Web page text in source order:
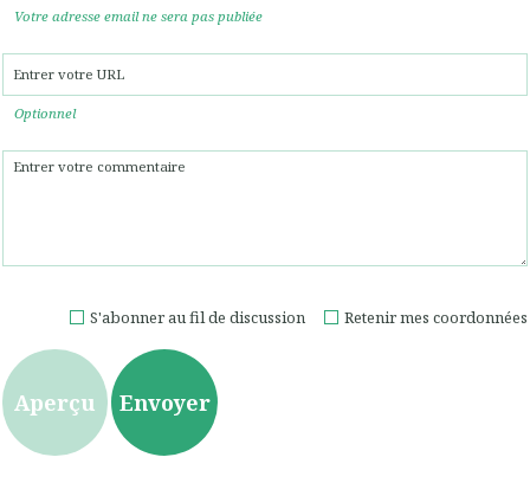
Votre adresse email ne sera pas publiée
Optionnel
Retenir mes coordonnées
S'abonner au fil de discussion